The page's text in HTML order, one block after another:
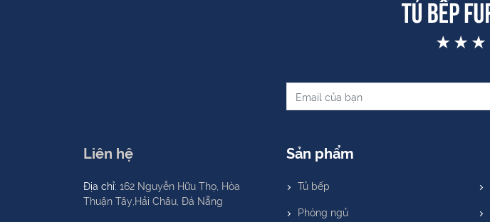
Liên hệ
Địa chỉ: 162 Nguyễn Hữu Thọ, Hòa
Thuận Tây,Hải Châu, Đà Nẵng
Sản phẩm
Tủ bếp
Phòng ngủ